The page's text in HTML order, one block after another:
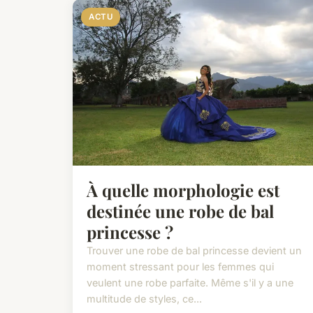
ACTU
À quelle morphologie est
destinée une robe de bal
princesse ?
Trouver une robe de bal princesse devient un
moment stressant pour les femmes qui
veulent une robe parfaite. Même s'il y a une
multitude de styles, ce...